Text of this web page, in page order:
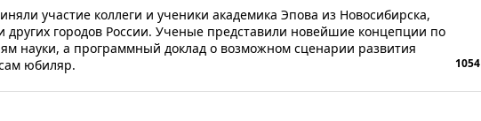
участие коллеги и ученики академика Эпова из Новосибирска,
других городов России. Ученые представили новейшие концепции по
науки, а программный доклад о возможном сценарии развития
юбиляр.
1054